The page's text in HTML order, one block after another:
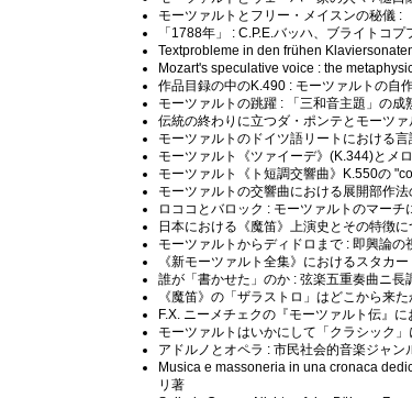
モーツァルトとフリー・メイスンの秘儀 :
「1788年」 : C.P.E.バッハ、ブライトコ
Textprobleme in den frühen
Mozart's speculative voice : the
作品目録の中のK.490 : モーツァルトの自
モーツァルトの跳躍 : 「三和音主題」の成
伝統の終わりに立つダ・ポンテとモーツ
モーツァルトのドイツ語リートにおける
モーツァルト《ツァイーデ》(K.344)とメ
モーツァルト《ト短調交響曲》K.550の
モーツァルトの交響曲における展開部作
ロココとバロック : モーツァルトのマーチ
日本における《魔笛》上演史とその特徴
モーツァルトからディドロまで : 即興論の
《新モーツァルト全集》におけるスタカ
誰が「書かせた」のか : 弦楽五重奏曲ニ
《魔笛》の「ザラストロ」はどこから来
F.X. ニーメチェクの『モーツァルト伝』
モーツァルトはいかにして「クラシック
アドルノとオペラ : 市民社会的音楽ジャ
Musica e massoneria in una cronaca
リ著